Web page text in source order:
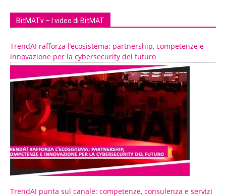
BitMATv – I video di BitMAT
TrendAI rafforza l’ecosistema: partnership, competenze e
innovazione per la cybersecurity del futuro
TrendAI punta sul canale: competenze, consulenza e servizi